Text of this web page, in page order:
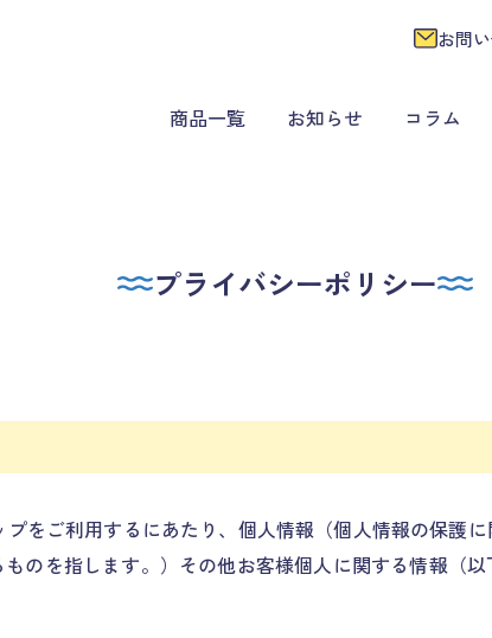
お問
商品一覧 お知らせ コラム
プライバシーポリシー
をご利用するにあたり、個人情報（個人情報の保護
のを指します。）その他お客様個人に関する情報（